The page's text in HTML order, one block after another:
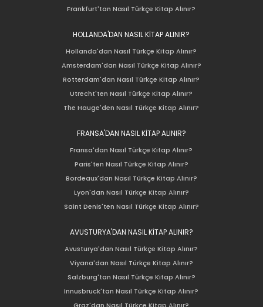
Frankfurt'tan Nasıl Türkçe Kitap Alınır?
HOLLANDA'DAN NASIL KİTAP ALINIR?
Hollanda'dan Nasıl Türkçe Kitap Alınır?
Amsterdam'dan Nasıl Türkçe Kitap Alınır?
Rotterdam'dan Nasıl Türkçe Kitap Alınır?
Utrecht'ten Nasıl Türkçe Kitap Alınır?
The Hauge'den Nasıl Türkçe Kitap Alınır?
FRANSA'DAN NASIL KİTAP ALINIR?
Fransa'dan Nasıl Türkçe Kitap Alınır?
Paris'ten Nasıl Türkçe Kitap Alınır?
Bordeaux'dan Nasıl Türkçe Kitap Alınır?
Lyon'dan Nasıl Türkçe Kitap Alınır?
Saint Denis'ten Nasıl Türkçe Kitap Alınır?
AVUSTURYA'DAN NASIL KİTAP ALINIR?
Avusturya'dan Nasıl Türkçe Kitap Alınır?
Viyana'dan Nasıl Türkçe Kitap Alınır?
Salzburg'tan Nasıl Türkçe Kitap Alınır?
Innusbruck'tan Nasıl Türkçe Kitap Alınır?
Graz'dan Nasıl Türkçe Kitap Alınır?